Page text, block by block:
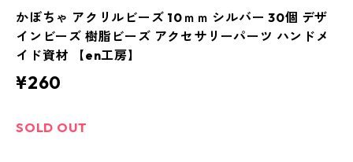
かぼちゃ アクリルビーズ 10ｍｍ シルバー 30個 デザ
インビーズ 樹脂ビーズ アクセサリーパーツ ハンドメ
イド資材 【en工房】
¥260
SOLD OUT